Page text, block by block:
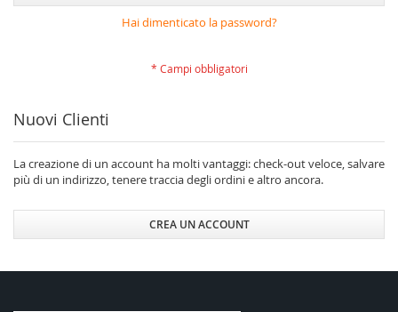
Hai dimenticato la password?
Nuovi Clienti
La creazione di un account ha molti vantaggi: check-out veloce, salvare
più di un indirizzo, tenere traccia degli ordini e altro ancora.
CREA UN ACCOUNT